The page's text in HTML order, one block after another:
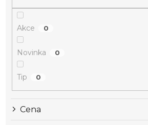
Akce 0
Novinka 0
Tip 0
Cena